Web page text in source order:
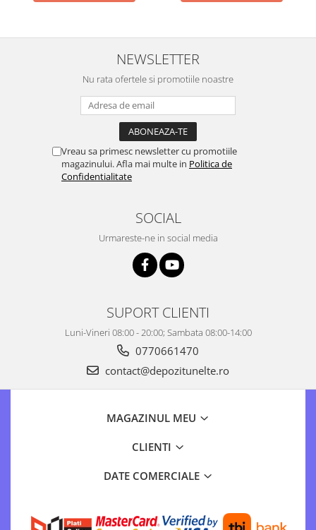
NEWSLETTER
Nu rata ofertele si promotiile noastre
Vreau sa primesc newsletter cu promotiile
magazinului. Afla mai multe in Politica de
Confidentialitate
SOCIAL
Urmareste-ne in social media
SUPORT CLIENTI
Luni-Vineri 08:00 - 20:00; Sambata 08:00-14:00
0770661470
contact@depozitunelte.ro
MAGAZINUL MEU
CLIENTI
DATE COMERCIALE